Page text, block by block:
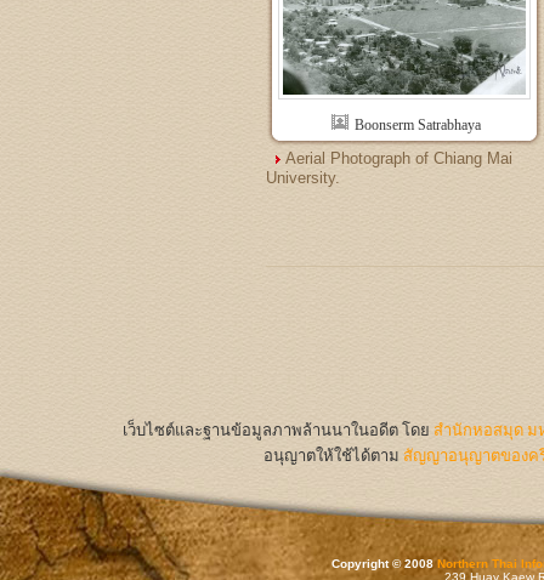
Boonserm Satrabhaya
Aerial Photograph of Chiang Mai
University.
เว็บไซต์และฐานข้อมูลภาพล้านนาในอดีต โดย สำนักหอสมุด ม
อนุญาตให้ใช้ได้ตาม สัญญาอนุญาตของค
Copyright © 2008Northern Thai
239 Huay Kaew